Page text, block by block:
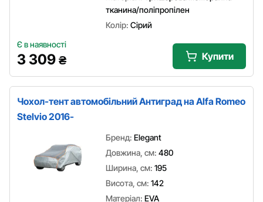
тканина/поліпропілен
Колір: Сірий
Є в наявності
3 309 ₴ Купити
Чохол-тент автомобільний Антиград на Alfa Romeo
Stelvio 2016-
Бренд: Elegant
Довжина, см: 480
Ширина, см: 195
Висота, см: 142
Матеріал: EVA